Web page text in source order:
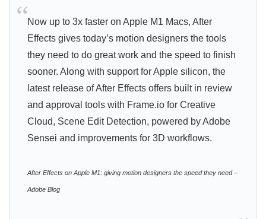
Now up to 3x faster on Apple M1 Macs, After
Effects gives today’s motion designers the tools
they need to do great work and the speed to finish
sooner. Along with support for Apple silicon, the
latest release of After Effects offers built in review
and approval tools with Frame.io for Creative
Cloud, Scene Edit Detection, powered by Adobe
Sensei and improvements for 3D workflows.
After Effects on Apple M1: giving motion designers the speed they need –
Adobe Blog